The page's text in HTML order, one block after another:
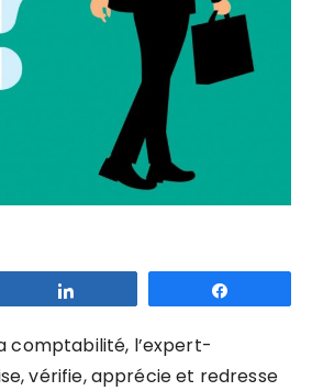
comptabilité, l’expert-
vérifie, apprécie et redresse